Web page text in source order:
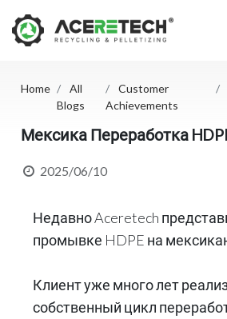
Продукция
Приложения
Решения
О предприятии
简体中文
Home
All
Blogs
Customer
Achievements
Мексика Переработка
2025/06/10
Недавно Aceretech
промывке HDPE на
Клиент уже много лет
собственный цикл